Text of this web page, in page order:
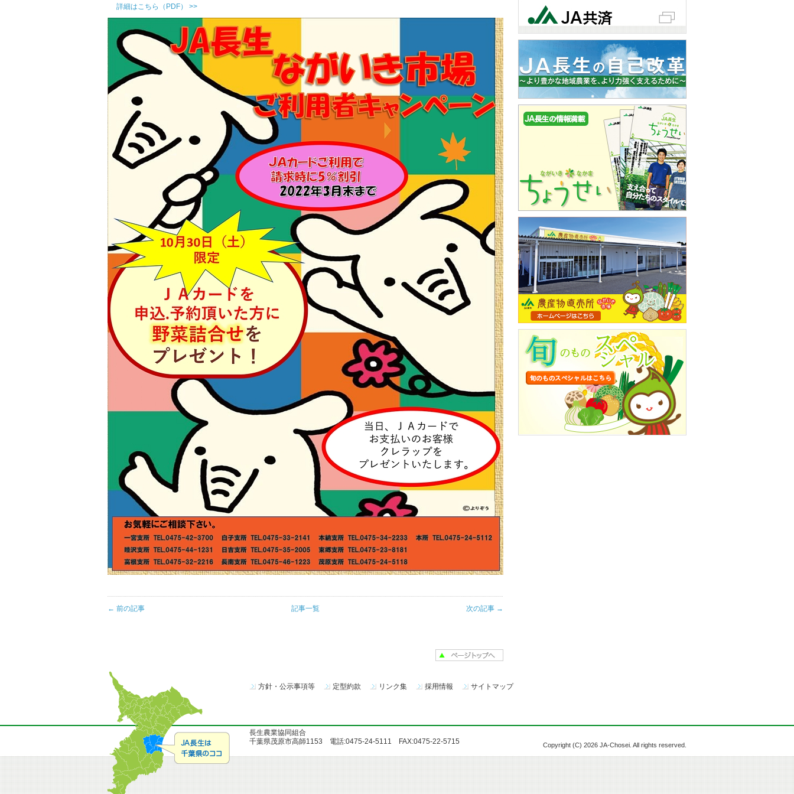
詳細はこちら（PDF） >>
← 前の記事 記事一覧 次の記事 →
方針・公示事項等 定型約款 リンク集 採用情報 サイトマップ
Copyright (C) 2026 JA-Chosei. All rights reserved.
長生農業協同組合
千葉県茂原市高師1153 電話:0475-24-5111 FAX:0475-22-5715